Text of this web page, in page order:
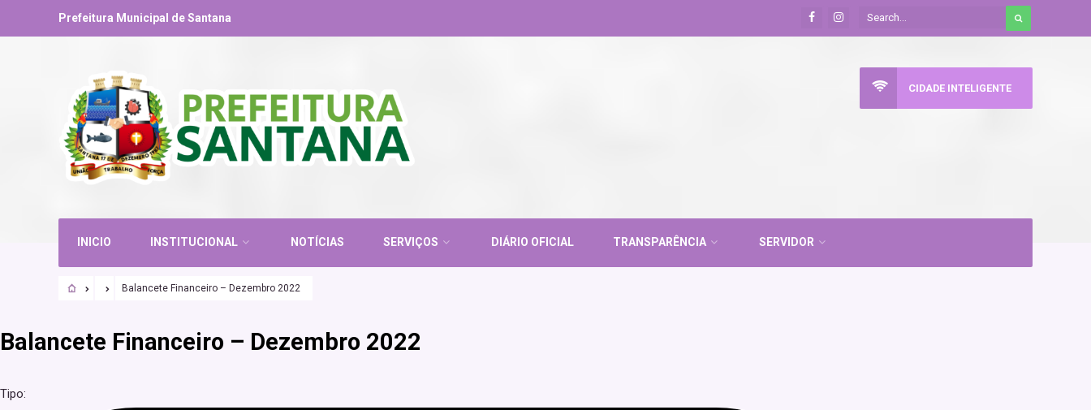
Prefeitura Municipal de Santana
INICIO INSTITUCIONAL NOTÍCIAS SERVIÇOS DIÁRIO OFICIAL TRANSPARÊNCIA SERVIDOR
CIDADE INTELIGENTE
Balancete Financeiro – Dezembro 2022
Balancete Financeiro – Dezembro 2022
Tipo: